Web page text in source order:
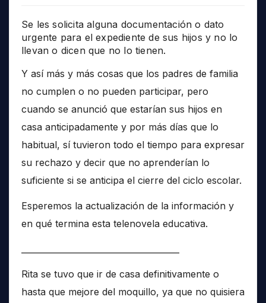
Se les solicita alguna documentación o dato
urgente para el expediente de sus hijos y no lo
llevan o dicen que no lo tienen.
Y así más y más cosas que los padres de familia
no cumplen o no pueden participar, pero
cuando se anunció que estarían sus hijos en
casa anticipadamente y por más días que lo
habitual, sí tuvieron todo el tiempo para expresar
su rechazo y decir que no aprenderían lo
suficiente si se anticipa el cierre del ciclo escolar.
Esperemos la actualización de la información y
en qué termina esta telenovela educativa.
Rita se tuvo que ir de casa definitivamente o
hasta que mejore del moquillo, ya que no quisiera